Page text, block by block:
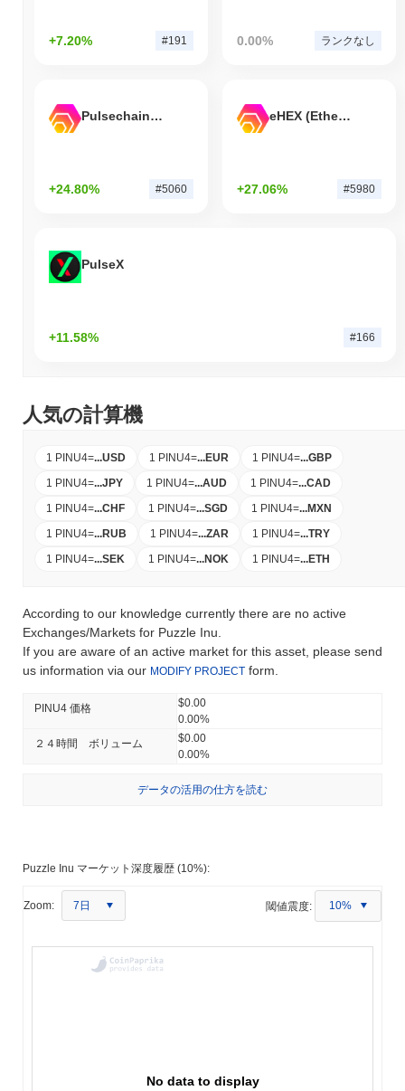
+7.20% #191 0.00% ランクなし
Pulsechain Bridged HEX (Pulsechain)
+24.80% #5060
eHEX (Ethereum)
+27.06% #5980
PulseX
+11.58% #166
人気の計算機
1 PINU4=...USD 1 PINU4=...EUR 1 PINU4=...GBP
1 PINU4=...JPY 1 PINU4=...AUD 1 PINU4=...CAD
1 PINU4=...CHF 1 PINU4=...SGD 1 PINU4=...MXN
1 PINU4=...RUB 1 PINU4=...ZAR 1 PINU4=...TRY
1 PINU4=...SEK 1 PINU4=...NOK 1 PINU4=...ETH
According to our knowledge currently there are no active
Exchanges/Markets for Puzzle Inu.
If you are aware of an active market for this asset, please send
us information via our MODIFY PROJECT form.
PINU4 価格
$0.00
0.00%
２４時間 ボリューム
$0.00
0.00%
データの活用の仕方を読む
Puzzle Inu マーケット深度履歴 (10%):
Zoom: 7日 閾値震度: 10%
No data to display